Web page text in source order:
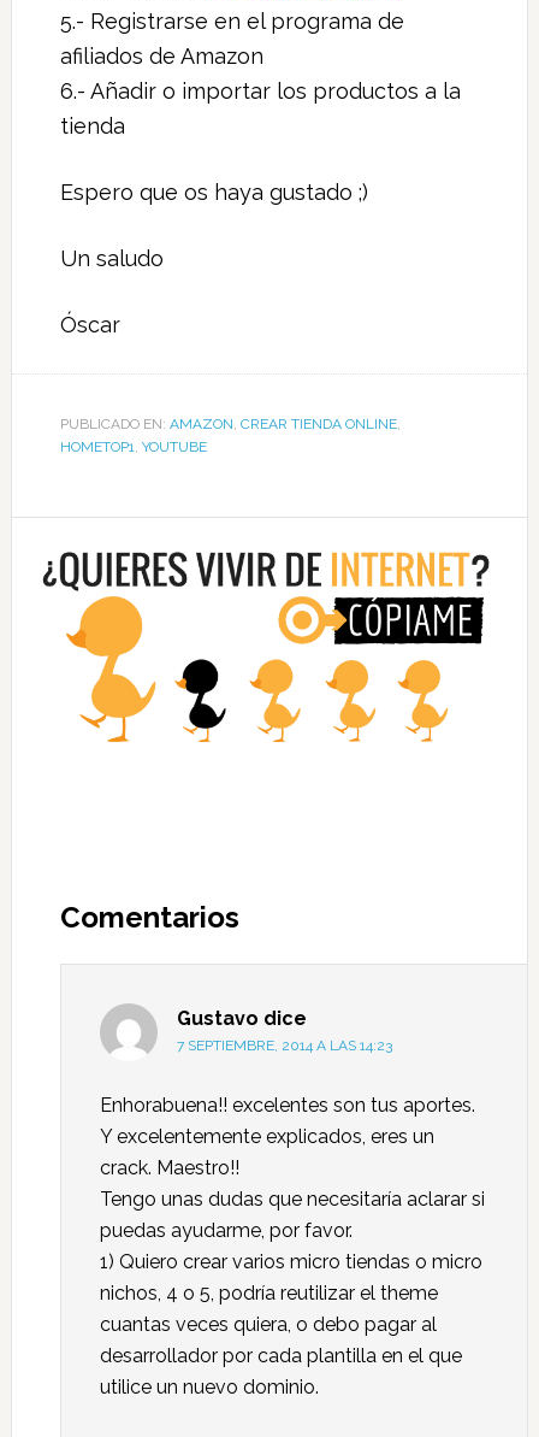
5.- Registrarse en el programa de
afiliados de Amazon
6.- Añadir o importar los productos a la
tienda
Espero que os haya gustado ;)
Un saludo
Óscar
PUBLICADO EN: AMAZON, CREAR TIENDA ONLINE,
HOMETOP1, YOUTUBE
Comentarios
Gustavo dice
7 SEPTIEMBRE, 2014 A LAS 14:23
Enhorabuena!! excelentes son tus aportes.
Y excelentemente explicados, eres un
crack. Maestro!!
Tengo unas dudas que necesitaría aclarar si
puedas ayudarme, por favor.
1) Quiero crear varios micro tiendas o micro
nichos, 4 o 5, podría reutilizar el theme
cuantas veces quiera, o debo pagar al
desarrollador por cada plantilla en el que
utilice un nuevo dominio.